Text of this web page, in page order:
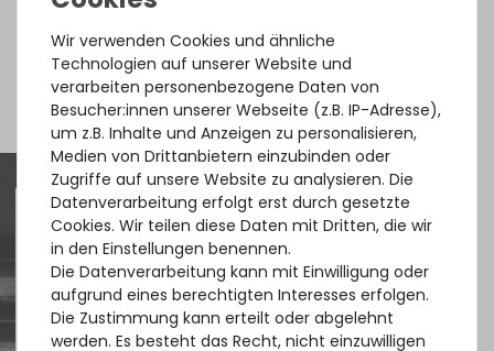
1-2 Tage*
2,99 € *
1.5Gramm| 1.993,33 € / Kilogramm
Thermal Grizzly Reinigungstücher / Cleaning Wipes (20x
Nasstuch, 20x Trockentuch) - TG-CW-10
20Stück sofort lieferbar
1-2 Tage*
Mehr Zubehör anzeigen
Quick shipment for heavy-weigth servers
an perfect state of the machines. Also
great paying options and Euro VAT
Wir verwenden Cookies und ähnliche
Technologien auf unserer Website und
verarbeiten personenbezogene Daten von
Besucher:innen unserer Webseite (z.B. IP-Adresse),
um z.B. Inhalte und Anzeigen zu personalisieren,
Medien von Drittanbietern einzubinden oder
Zugriffe auf unsere Website zu analysieren. Die
Datenverarbeitung erfolgt erst durch gesetzte
Cookies. Wir teilen diese Daten mit Dritten, die wir
in den Einstellungen benennen.
Die Datenverarbeitung kann mit Einwilligung oder
aufgrund eines berechtigten Interesses erfolgen.
Die Zustimmung kann erteilt oder abgelehnt
werden. Es besteht das Recht, nicht einzuwilligen